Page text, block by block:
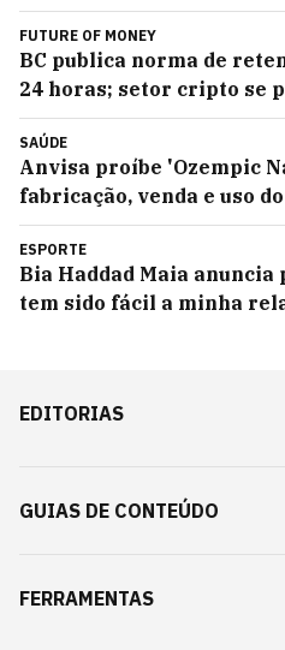
FUTURE OF MONEY
BC publica norma de
24 horas; setor cripto se
SAÚDE
Anvisa proíbe 'Ozempic
fabricação, venda e uso
ESPORTE
Bia Haddad Maia
tem sido fácil a minha
EDITORIAS
GUIAS DE CONTEÚDO
FERRAMENTAS